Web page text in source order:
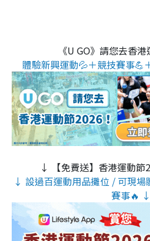
《U GO》請您去香
體驗新興運動💦＋競技賽事💪
↓ 【免費送】香港運動節
↓ 設過百運動用品攤位 / 可現場
賽事🔥 ↓